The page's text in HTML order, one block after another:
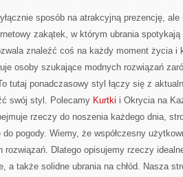
sposób na atrakcyjną prezencję, ale
zakątek, w którym ubrania
znaleźć coś na każdy moment życia i
osoby szukające modnych rozwiązań
tutaj ponadczasowy styl łączy się z
swój styl. Polecamy Kurtki i Okrycia na
rzeczy do noszenia każdego dnia,
do pogody. Wiemy, że współczesny
rozwiązań. Dlatego opisujemy rzeczy
a także solidne ubrania na chłód. Nasza